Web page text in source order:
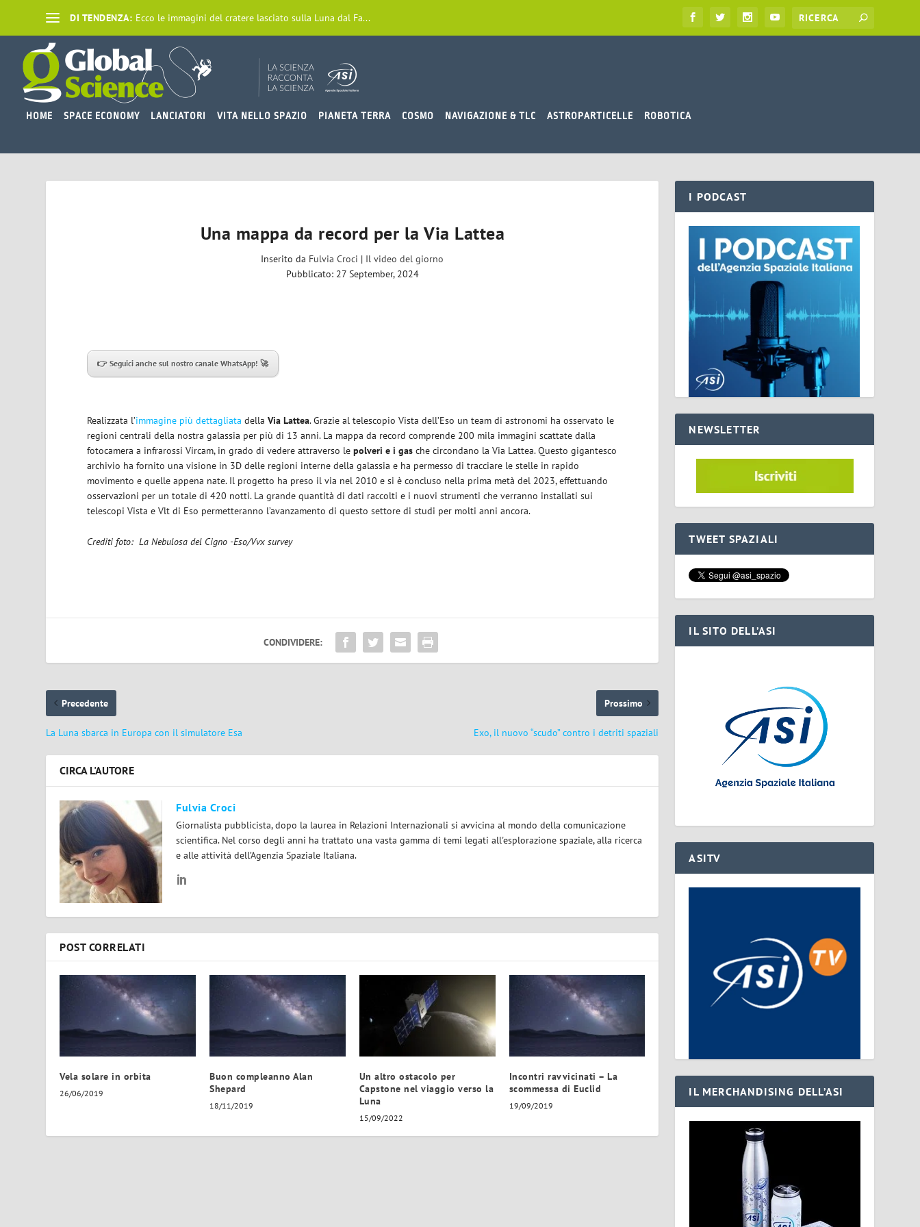
DI TENDENZA: Ecco le immagini del cratere lasciato sulla Luna dal Fa...
HOME SPACE ECONOMY LANCIATORI VITA NELLO SPAZIO PIANETA TERRA COSMO NAVIGAZIONE & TLC ASTROPARTICELLE ROBOTICA
Una mappa da record per la Via Lattea
Inserito da Fulvia Croci | Il video del giorno
Pubblicato: 27 September, 2024
👉 Seguici anche sul nostro canale WhatsApp! 🚀
Realizzata l’immagine più dettagliata dellaVia Lattea. Grazie al telescopio Vista dell’Eso un team di astronomi ha osservato le
regioni centrali della nostra galassia per più di 13 anni. La mappa da record comprende 200 mila immagini scattate dalla
fotocamera a infrarossi Vircam, in grado di vedere attraverso le polveri e i gas che circondano la Via Lattea. Questo gigantesco
archivio ha fornito una visione in 3D delle regioni interne della galassia e ha permesso di tracciare le stelle in rapido
movimento e quelle appena nate. Il progetto ha preso il via nel 2010 e si è concluso nella prima metà del 2023,effettuando
osservazioni per un totale di 420 notti. La grande quantità di dati raccolti e i nuovi strumenti che verranno installati sui
telescopi Vista e Vltdi Eso permetteranno l’avanzamento di questo settore di studi per moltianni ancora.
Crediti foto: La Nebulosa del Cigno -Eso/Vvx survey
CONDIVIDERE:
Precedente
La Luna sbarca in Europa con il simulatore Esa
Prossimo
Exo, il nuovo “scudo” contro i detriti spaziali
CIRCA L'AUTORE
Fulvia Croci
Giornalista pubblicista, dopo la laurea in Relazioni Internazionali si avvicina al mondo della comunicazione
scientifica. Nel corso degli anni ha trattato una vasta gamma di temi legati all'esplorazione spaziale, alla ricerca
e alle attività dell’Agenzia Spaziale Italiana.
POST CORRELATI
Vela solare in orbita
26/06/2019
Buon compleanno Alan
Shepard
18/11/2019
Un altro ostacolo per
Capstone nel viaggio verso la
Luna
15/09/2022
Incontri ravvicinati – La
scommessa di Euclid
19/09/2019
I PODCAST
NEWSLETTER
TWEET SPAZIALI
IL SITO DELL’ASI
ASITV
IL MERCHANDISING DELL’ASI